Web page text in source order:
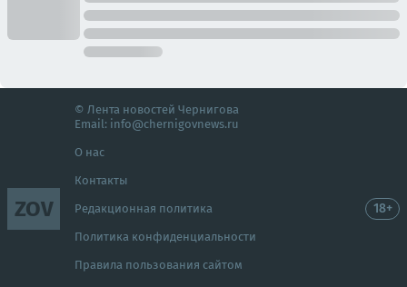
ZOV
© Лента новостей Чернигова
Email: info@chernigovnews.ru
О нас
Контакты
Редакционная политика
Политика конфиденциальности
Правила пользования сайтом
18+